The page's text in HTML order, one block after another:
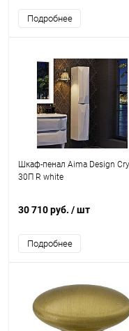
Подробнее
Шкаф-пенал Aima Design
30П R white
30 710 руб. / шт
Подробнее